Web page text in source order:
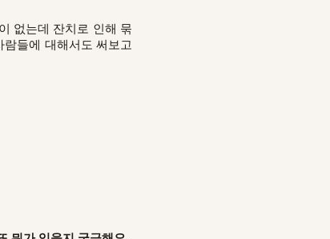
없는데 잔치로 인해 묶
람들에 대해서도 써보고